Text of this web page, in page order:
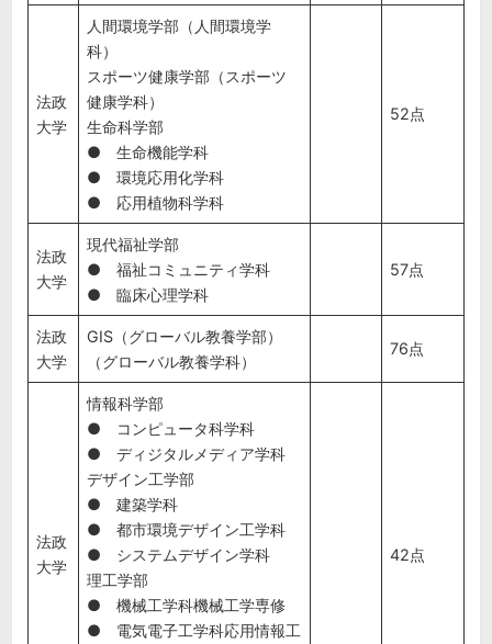
法政
大学
人間環境学部（人間環境学
科）
スポーツ健康学部（スポーツ
健康学科）
生命科学部
● 生命機能学科
● 環境応用化学科
● 応用植物科学科
52点
法政
大学
現代福祉学部
● 福祉コミュニティ学科
● 臨床心理学科
57点
法政
大学
GIS（グローバル教養学部）
（グローバル教養学科）
76点
法政
大学
情報科学部
● コンピュータ科学科
● ディジタルメディア学科
デザイン工学部
● 建築学科
● 都市環境デザイン工学科
● システムデザイン学科
理工学部
● 機械工学科機械工学専修
● 電気電子工学科応用情報工
42点